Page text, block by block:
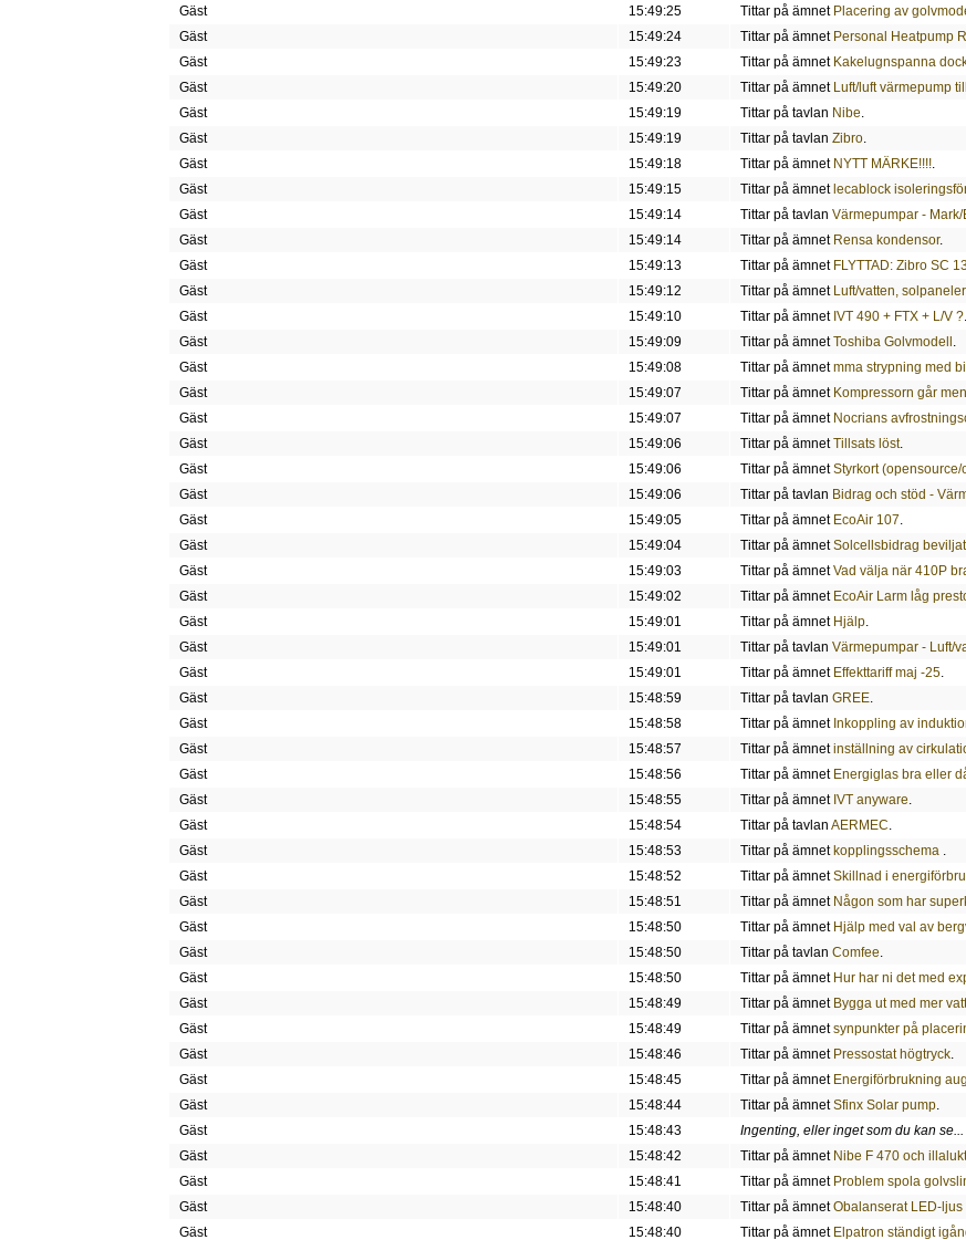
Gäst
15:49:25 Tittar på ämnet Placering av
Gäst
15:49:24 Tittar på ämnet Personal Heatpump
Gäst
15:49:23 Tittar på ämnet Kakelugnspanna
Gäst
15:49:20 Tittar på ämnet Luft/luft värmepump
Gäst
15:49:19 Tittar på tavlan Nibe
Gäst
15:49:19 Tittar på tavlan Zibro.
Gäst
15:49:18 Tittar på ämnet NYTT MÄRKE!!!!.
Gäst
15:49:15 Tittar på ämnetlecablock
Gäst
15:49:14 Tittar på tavlan Värmepumpar -
Gäst
15:49:14 Tittar på ämnet Rensa kondensor.
Gäst
15:49:13 Tittar på ämnet FLYTTAD: Zibro SC
Gäst
15:49:12 Tittar på ämnet Luft/vatten,
Gäst
15:49:10 Tittar på ämnet IVT 490 + FTX + L/V ?.
Gäst
15:49:09 Tittar på ämnetToshiba Golvmodell
Gäst
15:49:08 Tittar på ämnetmma strypning med
Gäst
15:49:07 Tittar på ämnet Kompressorn går
Gäst
15:49:07 Tittar på ämnet Nocrians
Gäst
15:49:06 Tittar på ämnetTillsats löst.
Gäst
15:49:06 Tittar på ämnetStyrkort
Gäst
15:49:06 Tittar på tavlan Bidrag och stöd -
Gäst
15:49:05 Tittar på ämnet EcoAir 107
Gäst
15:49:04 Tittar på ämnetSolcellsbidrag beviljat
Gäst
15:49:03 Tittar på ämnetVad välja när 410P
Gäst
15:49:02 Tittar på ämnet EcoAir Larm låg
Gäst
15:49:01 Tittar på ämnet Hjälp.
Gäst
15:49:01 Tittar på tavlan Värmepumpar - Luft/
Gäst
15:49:01 Tittar på ämnet Effekttariff maj -25.
Gäst
15:48:59 Tittar på tavlan GREE.
Gäst
15:48:58 Tittar på ämnet Inkoppling av
Gäst
15:48:57 Tittar på ämnetinställning av
Gäst
15:48:56 Tittar på ämnet Energiglas bra eller
Gäst
15:48:55 Tittar på ämnet IVT anyware
Gäst
15:48:54 Tittar på tavlan AERMEC
Gäst
15:48:53 Tittar på ämnetkopplingsschema
Gäst
15:48:52 Tittar på ämnetSkillnad i
Gäst
15:48:51 Tittar på ämnet Någon som har
Gäst
15:48:50 Tittar på ämnet Hjälp med val av
Gäst
15:48:50 Tittar på tavlan Comfee
Gäst
15:48:50 Tittar på ämnet Hur har ni det med
Gäst
15:48:49 Tittar på ämnet Bygga ut med mer
Gäst
15:48:49 Tittar på ämnetsynpunkter på
Gäst
15:48:46 Tittar på ämnet Pressostat högtryck.
Gäst
15:48:45 Tittar på ämnet Energiförbrukning
Gäst
15:48:44 Tittar på ämnetSfinx Solar pump.
Gäst
15:48:43
Ingenting, eller inget som du kan se...
Gäst
15:48:42 Tittar på ämnet Nibe F 470 och illalukt
Gäst
15:48:41 Tittar på ämnet Problem spola
Gäst
15:48:40 Tittar på ämnetObalanserat LED-
Gäst
15:48:40 Tittar på ämnet Elpatron ständigt